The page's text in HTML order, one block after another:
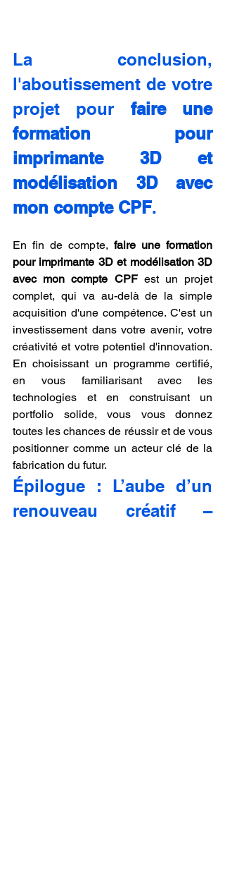
La conclusion,
l'aboutissement de votre
projet pour faire une
formation pour
imprimante 3D et
modélisation 3D avec
mon compte CPF.
En fin de compte, faire une formation
pour imprimante 3D et modélisation 3D
avec mon compte CPF est un projet
complet, qui va au-delà de la simple
acquisition d'une compétence. C'est un
investissement dans votre avenir, votre
créativité et votre potentiel d'innovation.
En choisissant un programme certifié,
en vous familiarisant avec les
technologies et en construisant un
portfolio solide, vous vous donnez
toutes les chances de réussir et de vous
positionner comme un acteur clé de la
fabrication du futur.
Épilogue : L’aube d’un
renouveau créatif –